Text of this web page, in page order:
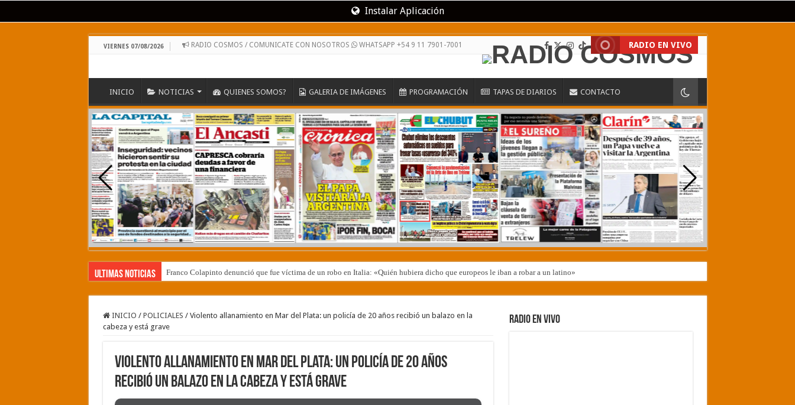
Instalar Aplicación
VIERNES 07/08/2026 RADIO COSMOS / COMUNICATE CON NOSOTROS WHATSAPP +54 9 11 7901-7001 RADIO EN VIVO
INICIO NOTICIAS QUIENES SOMOS? GALERIA DE IMÁGENES PROGRAMACIÓN TAPAS DE DIARIOS CONTACTO
Ultimas Noticias Franco Colapinto denunció que fue víctima de un robo en Italia: «Quién hubiera dicho que europeos le iban a robar a un latino»
Franco Mastantuono se fue de Real Madrid y en Italia lo recibió una multitud: jugará en Fiorentina
Escala el conflicto universitario: los rectores piden a la Justicia que intime al Gobierno y aplique multas si no cumple la Ley de Fondos
Pedradas, corridas y detenidos frente al Congreso en la marcha contra la Ley de Propiedad Privada
La Cámara de Casación confirmó el procesamiento de Julio de Vido y su esposa por enriquecimiento ilícito
La contundente respuesta de Benegas Lynch a una senadora K que quiso sacarlo del debate de la Ley de Tierras por tener una empresa que vende campos a extranjeros
INICIO / POLICIALES / Violento allanamiento en Mar del Plata: un policía de 20 años recibió un balazo en la
cabeza y está grave
Violento allanamiento en Mar del Plata: un policía de 20 años
recibió un balazo en la cabeza y está grave
RADIO EN VIVO